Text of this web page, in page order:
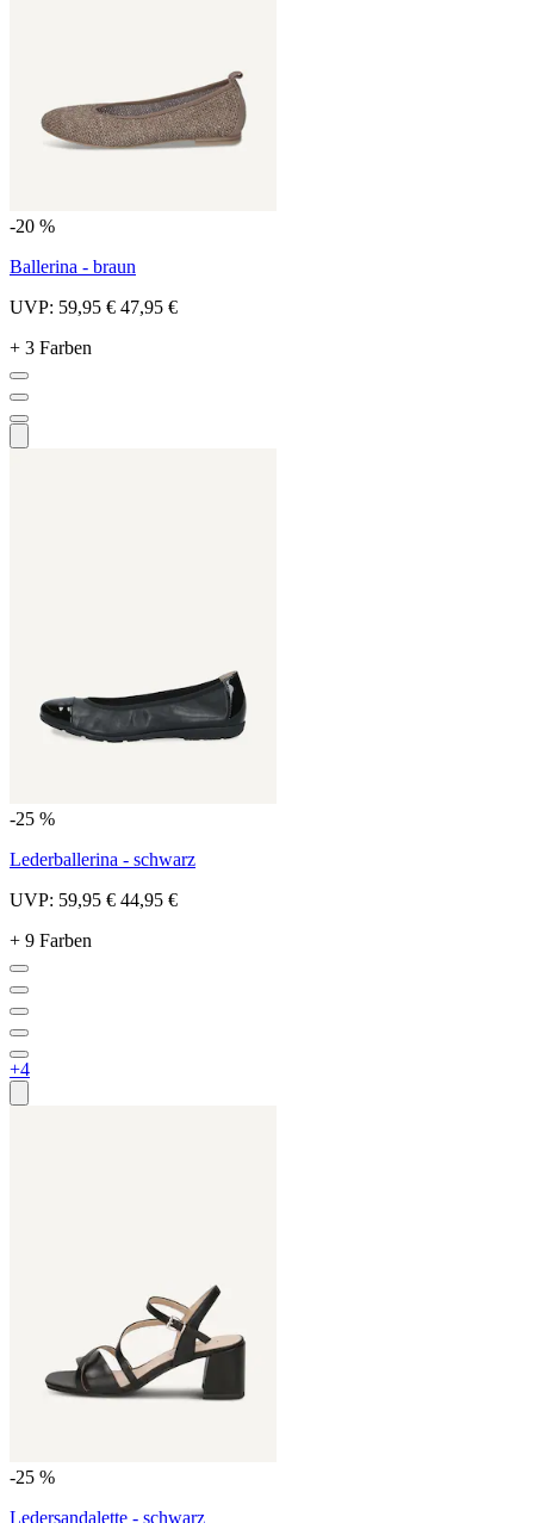
-20 %
Ballerina - braun
UVP: 59,95 € 47,95 €
+ 3 Farben
-25 %
Lederballerina - schwarz
UVP: 59,95 € 44,95 €
+ 9 Farben
+4
-25 %
Ledersandalette - schwarz